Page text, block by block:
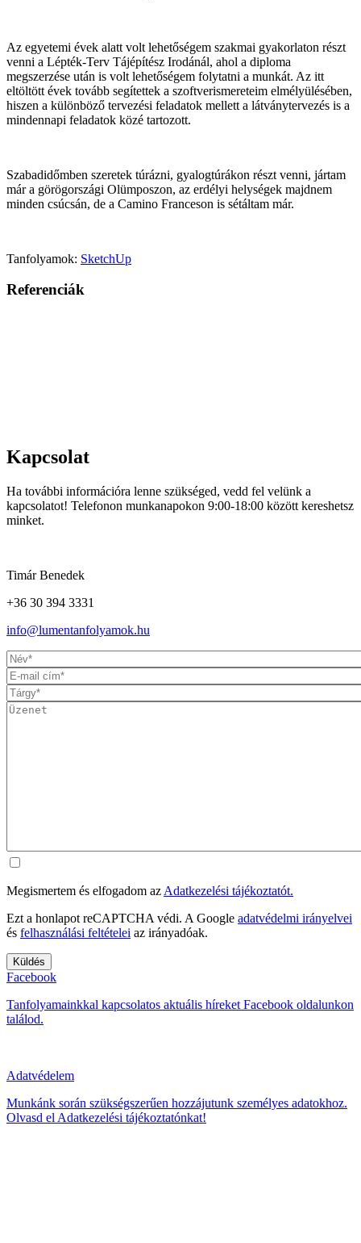
Az egyetemi évek alatt volt lehetőségem szakmai gyakorlaton részt
venni a Lépték-Terv Tájépítész Irodánál, ahol a diploma
megszerzése után is volt lehetőségem folytatni a munkát. Az itt
eltöltött évek tovább segítettek a szoftverismereteim elmélyülésében,
hiszen a különböző tervezési feladatok mellett a látványtervezés is a
mindennapi feladatok közé tartozott.
Szabadidőmben szeretek túrázni, gyalogtúrákon részt venni, jártam
már a görögországi Olümposzon, az erdélyi helységek majdnem
minden csúcsán, de a Camino Franceson is sétáltam már.
Tanfolyamok: SketchUp
Referenciák
Kapcsolat
Ha további információra lenne szükséged, vedd fel velünk a
kapcsolatot! Telefonon munkanapokon 9:00-18:00 között kereshetsz
minket.
Timár Benedek
+36 30 394 3331
info@lumentanfolyamok.hu
Megismertem és elfogadom az Adatkezelési tájékoztatót.
Ezt a honlapot reCAPTCHA védi. A Google adatvédelmi irányelvei
és felhasználási feltételei az irányadóak.
Facebook
Tanfolyamainkkal kapcsolatos aktuális híreket Facebook oldalunkon
találod.
Adatvédelem
Munkánk során szükségszerűen hozzájutunk személyes adatokhoz.
Olvasd el Adatkezelési tájékoztatónkat!